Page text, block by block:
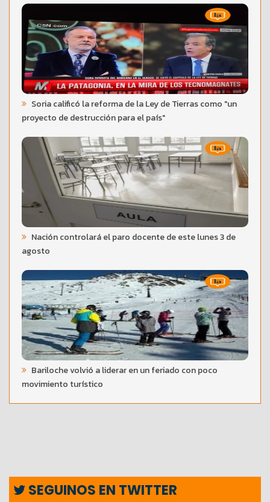
Soria calificó la reforma de la Ley de Tierras como "un
proyecto de destrucción para el país"
Nación controlará el paro docente de este lunes 3 de
agosto
Bariloche volvió a liderar en un feriado con poco
movimiento turístico
SEGUINOS EN TWITTER